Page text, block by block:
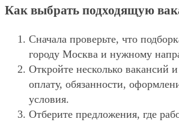
Как выбрать подходящую
Сначала проверьте, что
городу Москва и нужному
Откройте несколько вакансий
оплату, обязанности,
условия.
Отберите предложения, где